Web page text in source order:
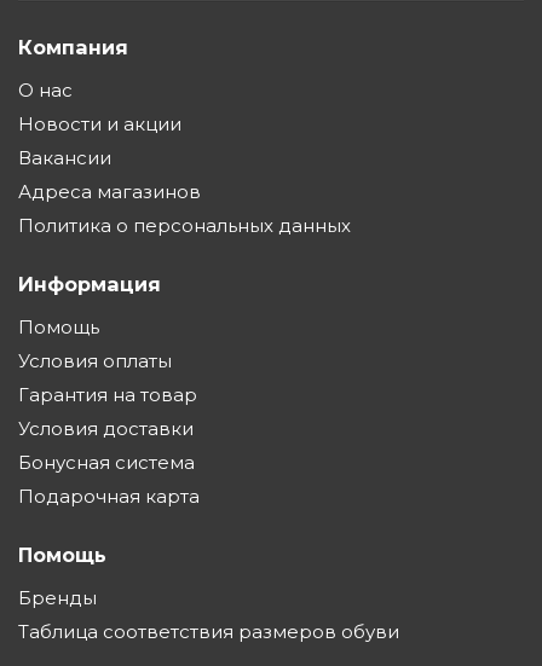
Компания
О нас
Новости и акции
Вакансии
Адреса магазинов
Политика о персональных данных
Информация
Помощь
Условия оплаты
Гарантия на товар
Условия доставки
Бонусная система
Подарочная карта
Помощь
Бренды
Таблица соответствия размеров обуви